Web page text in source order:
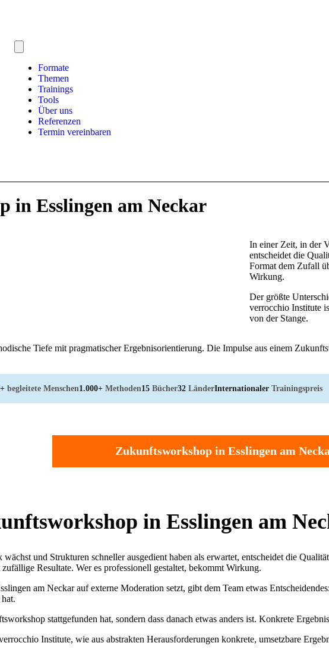
Formate
Themen
Trainings
Tools
Über uns
Referenzen
Termin vereinbaren
in Esslingen am Neckar
In einer Zeit, in der
entscheidet die
Format dem Zufall
Wirkung.
Der größte
verrocchio Institute
von der Stange.
Tiefe mit pragmatischer Ergebnisorientierung. Die Impulse aus einem
begleitete Menschen1.000+ Methoden15 Bücher32 LänderInternationaler Trainingspreis
Zukunftsworkshop in Esslingen am
in Esslingen am
und Strukturen schneller ausgedient haben als erwartet, entscheidet die
Resultate. Wer es professionell gestaltet, bekommt Wirkung.
am Neckar auf externe Moderation setzt, gibt dem Team etwas
stattgefunden hat, sondern dass danach etwas anders ist. Konkrete
Institute, wie aus abstrakten Herausforderungen konkrete, umsetzbare